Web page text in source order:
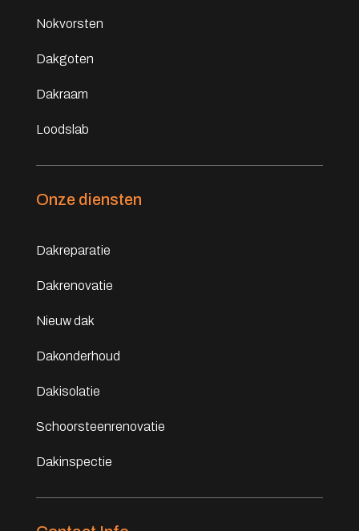
Nokvorsten
Dakgoten
Dakraam
Loodslab
Onze diensten
Dakreparatie
Dakrenovatie
Nieuw dak
Dakonderhoud
Dakisolatie
Schoorsteenrenovatie
Dakinspectie